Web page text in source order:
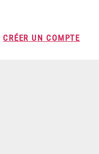
CRÉER UN COMPTE